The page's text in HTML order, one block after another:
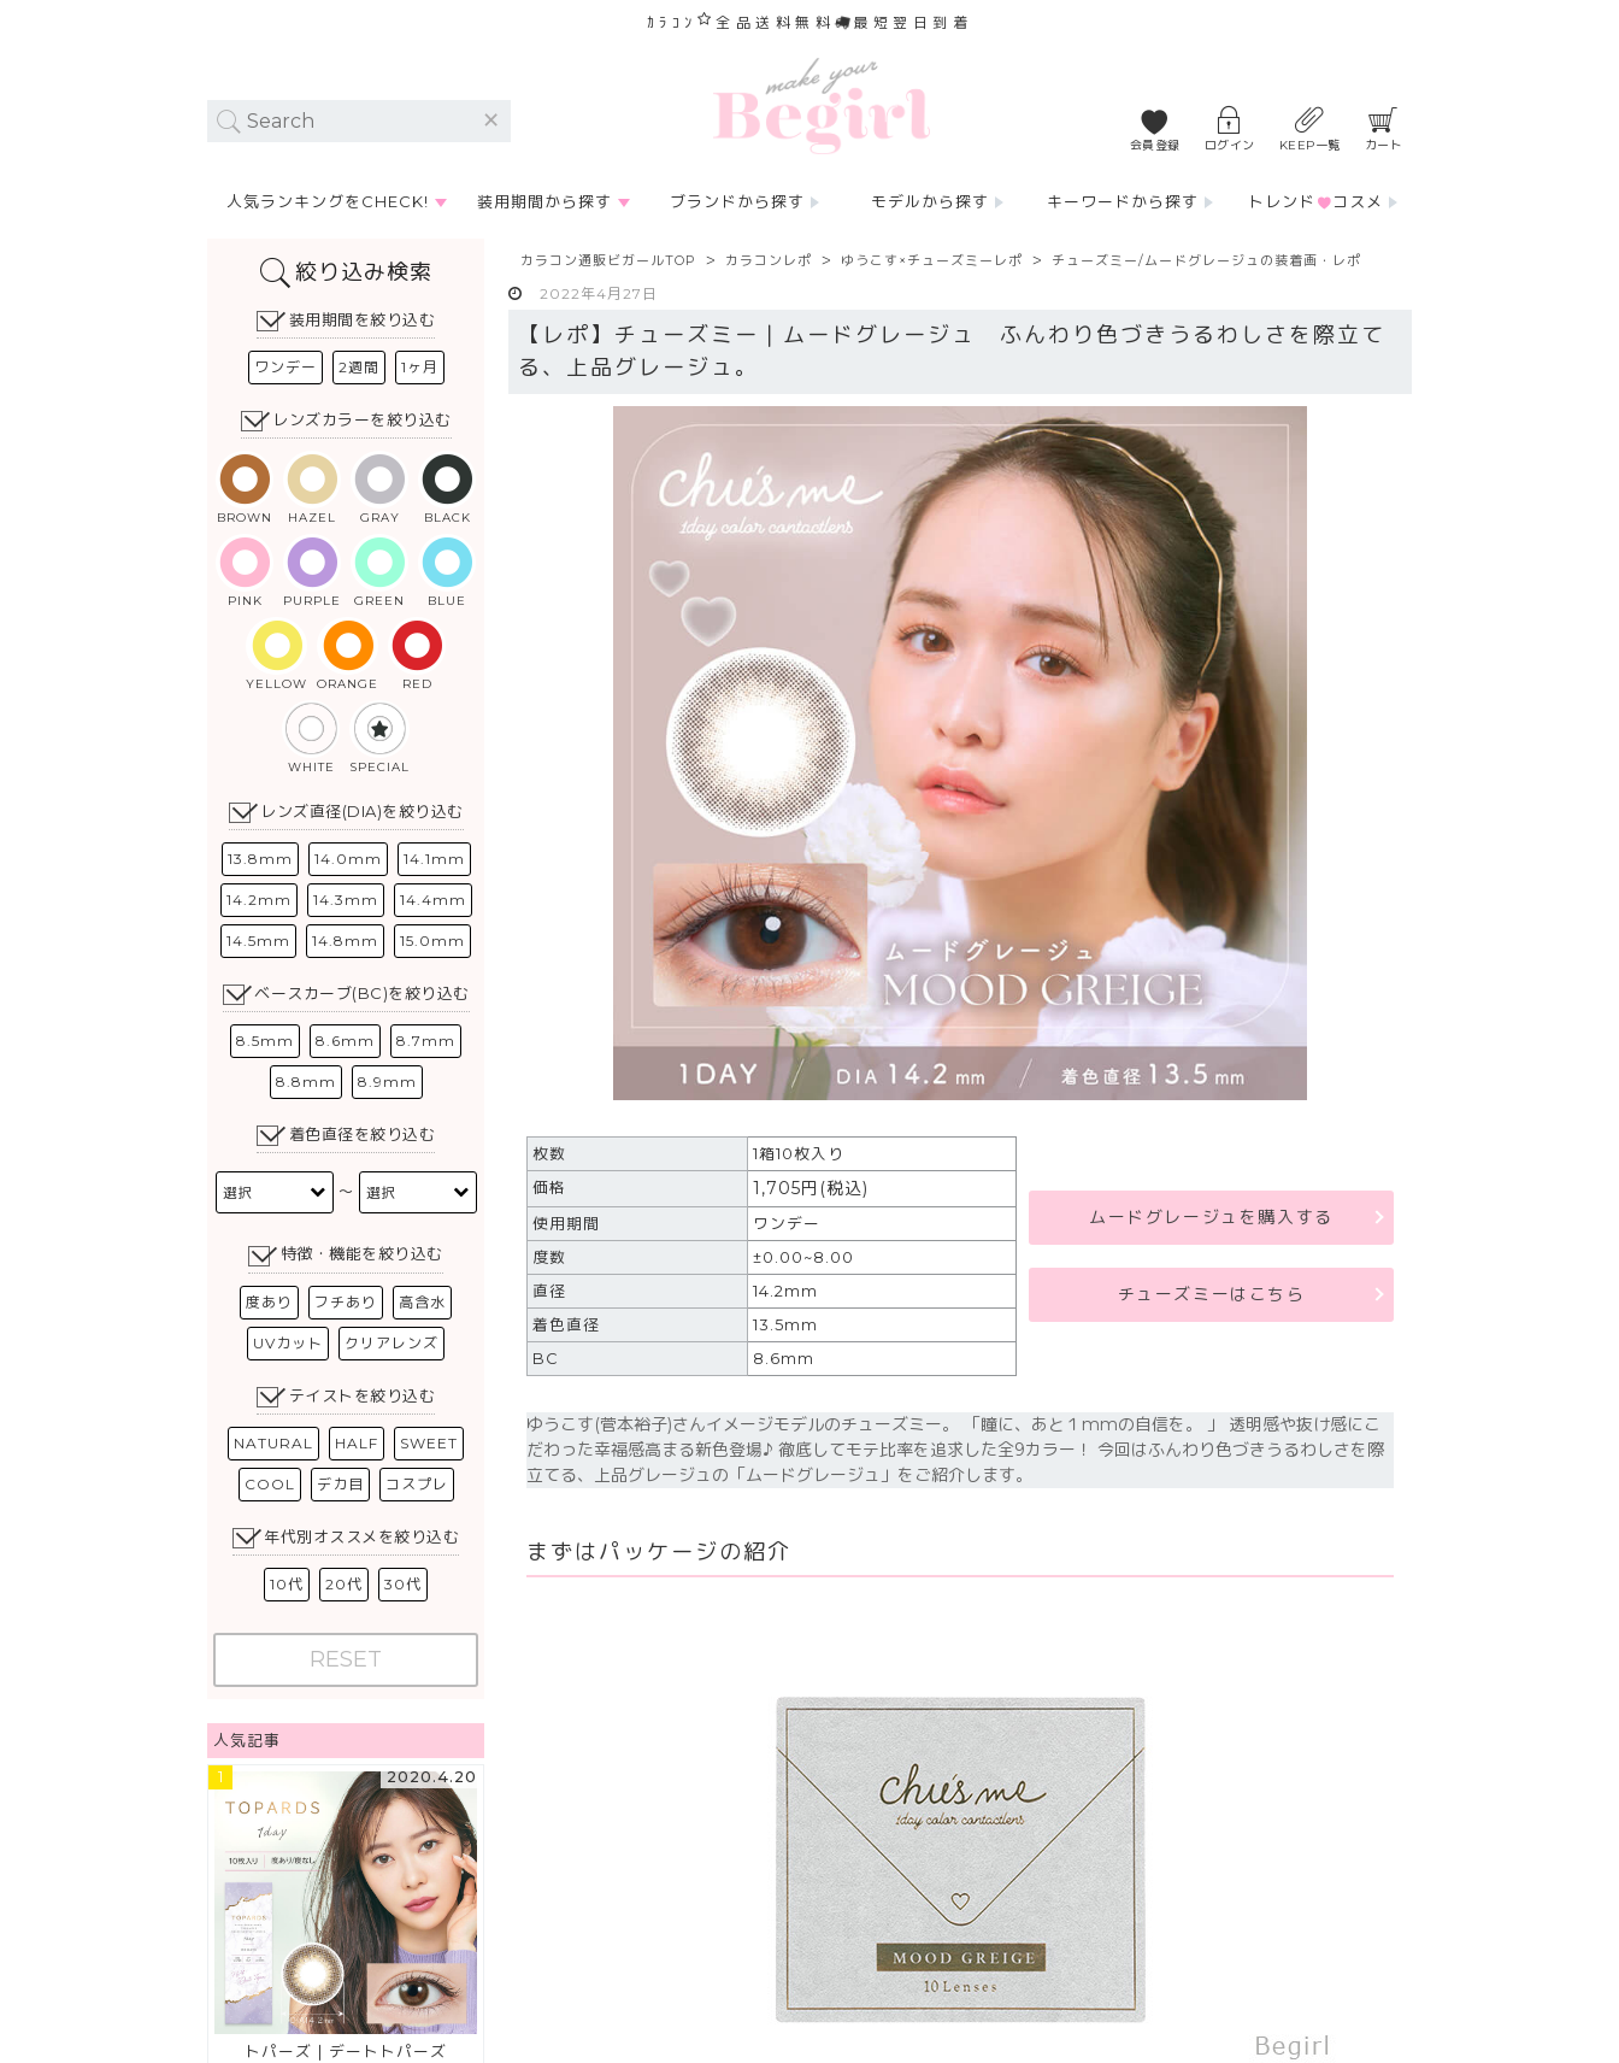
ｶﾗｺﾝ 全品送料無料 最短翌日到着
会員登録 ログイン KEEP一覧 カート
人気ランキングをCHECK! 装用期間から探す ブランドから探す モデルから探す キーワードから探す トレンド コスメ
絞り込み検索
装用期間を絞り込む
ワンデー 2週間 1ヶ月
レンズカラーを絞り込む
BROWN HAZEL GRAY BLACK
PINK PURPLE GREEN BLUE
YELLOW ORANGE RED
WHITE SPECIAL
レンズ直径(DIA)を絞り込む
13.8mm 14.0mm 14.1mm
14.2mm 14.3mm 14.4mm
14.5mm 14.8mm 15.0mm
ベースカーブ(BC)を絞り込む
8.5mm 8.6mm 8.7mm
8.8mm 8.9mm
着色直径を絞り込む
〜
特徴・機能を絞り込む
度あり フチあり 高含水
UVカット クリアレンズ
テイストを絞り込む
NATURAL HALF SWEET
COOL デカ目 コスプレ
年代別オススメを絞り込む
10代 20代 30代
RESET
人気記事
1
2020.4.20
トパーズ｜デートトパーズ
カラコン通販ビガールTOP カラコンレポ ゆうこす×チューズミーレポ チューズミー/ムードグレージュの装着画・レポ
2022年4月27日
【レポ】チューズミー｜ムードグレージュ ふんわり色づきうるわしさを際立て
る、上品グレージュ。
枚数
1箱10枚入り
価格
1,705円 (税込)
使用期間
ワンデー
度数
±0.00~8.00
直径
14.2mm
着色直径
13.5mm
BC
8.6mm
ムードグレージュを購入する
チューズミーはこちら
ゆうこす(菅本裕子)さんイメージモデルのチューズミー。 「瞳に、あと１mmの自信を。 」 透明感や抜け感にこ
だわった幸福感高まる新色登場♪ 徹底してモテ比率を追求した全9カラー！ 今回はふんわり色づきうるわしさを際
立てる、上品グレージュの「ムードグレージュ」をご紹介します。
まずはパッケージの紹介